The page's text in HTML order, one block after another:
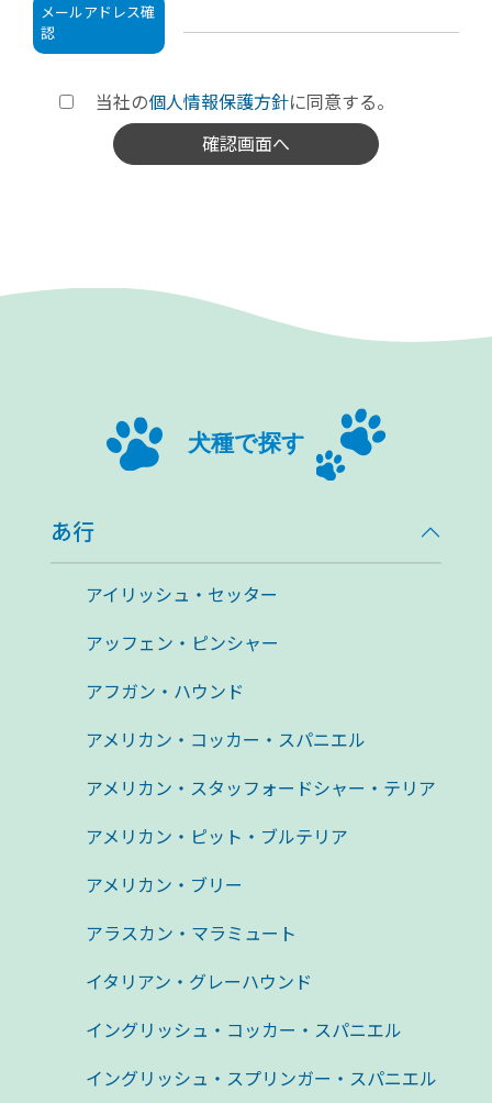
メールアドレス確
認
当社の個人情報保護方針に同意する。
犬種で探す
あ行
アイリッシュ・セッター
アッフェン・ピンシャー
アフガン・ハウンド
アメリカン・コッカー・スパニエル
アメリカン・スタッフォードシャー・テリア
アメリカン・ピット・ブルテリア
アメリカン・ブリー
アラスカン・マラミュート
イタリアン・グレーハウンド
イングリッシュ・コッカー・スパニエル
イングリッシュ・スプリンガー・スパニエル